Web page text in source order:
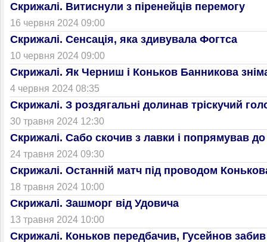
Скрижалі. Витиснули з піренейців перемогу
16 червня 2024 09:00
Скрижалі. Сенсація, яка здивувала Фогтса
10 червня 2024 09:00
Скрижалі. Як Черниш і Коньков Банникова
4 червня 2024 08:35
Скрижалі. З роздягальні долинав тріскучий
30 травня 2024 12:30
Скрижалі. Сабо скочив з лавки і попрямував до
24 травня 2024 09:30
Скрижалі. Останній матч під проводом
18 травня 2024 10:00
Скрижалі. Зашморг від Удовича
13 травня 2024 10:00
Скрижалі. Коньков передбачив, Гусейнов забив